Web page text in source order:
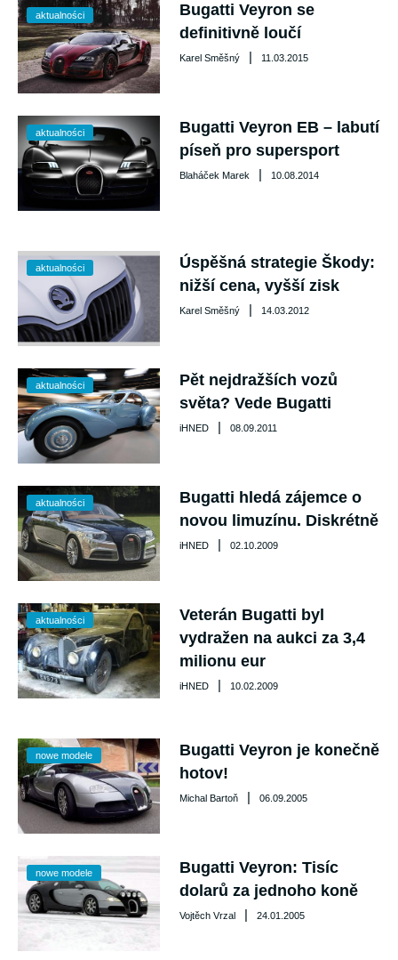
aktualności
Bugatti Veyron se
definitivně loučí
Karel Směšný | 11.03.2015
aktualności
Bugatti Veyron EB – labutí
píseň pro supersport
Blaháček Marek | 10.08.2014
aktualności
Úspěšná strategie Škody:
nižší cena, vyšší zisk
Karel Směšný | 14.03.2012
aktualności
Pět nejdražších vozů
světa? Vede Bugatti
iHNED | 08.09.2011
aktualności
Bugatti hledá zájemce o
novou limuzínu. Diskrétně
iHNED | 02.10.2009
aktualności
Veterán Bugatti byl
vydražen na aukci za 3,4
milionu eur
iHNED | 10.02.2009
nowe modele
Bugatti Veyron je konečně
hotov!
Michal Bartoň | 06.09.2005
nowe modele
Bugatti Veyron: Tisíc
dolarů za jednoho koně
Vojtěch Vrzal | 24.01.2005